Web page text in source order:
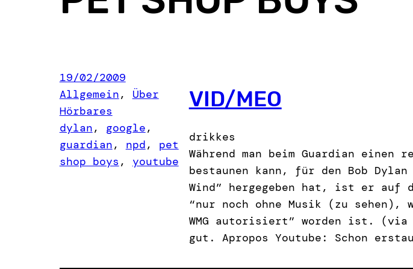
19/02/2009
Allgemein, Über
Hörbares
dylan, google
guardian, npd, pet
shop boys , youtube
VID/MEO
drikkes
Während man beim Guardian
bestaunen kann, für den Bob
Wind” hergegeben hat, ist er auf
“nur noch ohne Musik (zu
WMG autorisiert” worden ist.
gut. Apropos Youtube: Schon